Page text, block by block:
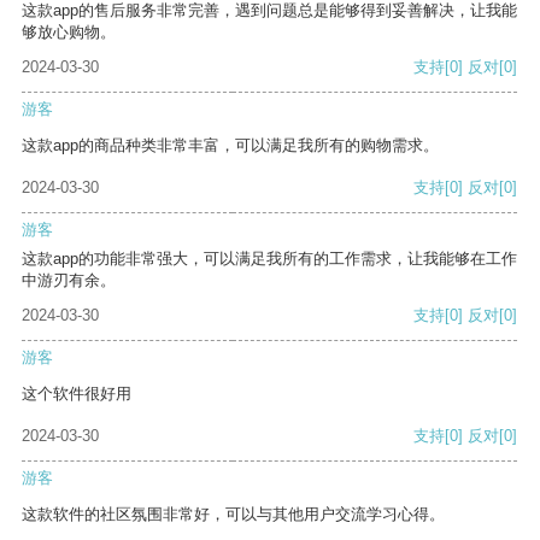
这款app的售后服务非常完善，遇到问题总是能够得到妥善解决，让我能
够放心购物。
2024-03-30
支持[0] 反对[0]
游客
这款app的商品种类非常丰富，可以满足我所有的购物需求。
2024-03-30 支持[0] 反对[0]
游客
这款app的功能非常强大，可以满足我所有的工作需求，让我能够在工作
中游刃有余。
2024-03-30
支持[0] 反对[0]
游客
这个软件很好用
2024-03-30 支持[0] 反对[0]
游客
这款软件的社区氛围非常好，可以与其他用户交流学习心得。